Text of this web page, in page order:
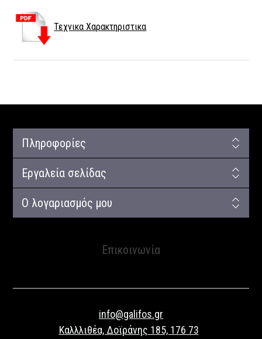
Τεχνικα Χαρακτηριστικα
Πληροφορίες
Εργαλεία σελίδας
Ο λογαριασμός μου
Επικοινωνία
info@galifos.gr
Καλλλιθέα, Δοϊράνης 185, 176 73